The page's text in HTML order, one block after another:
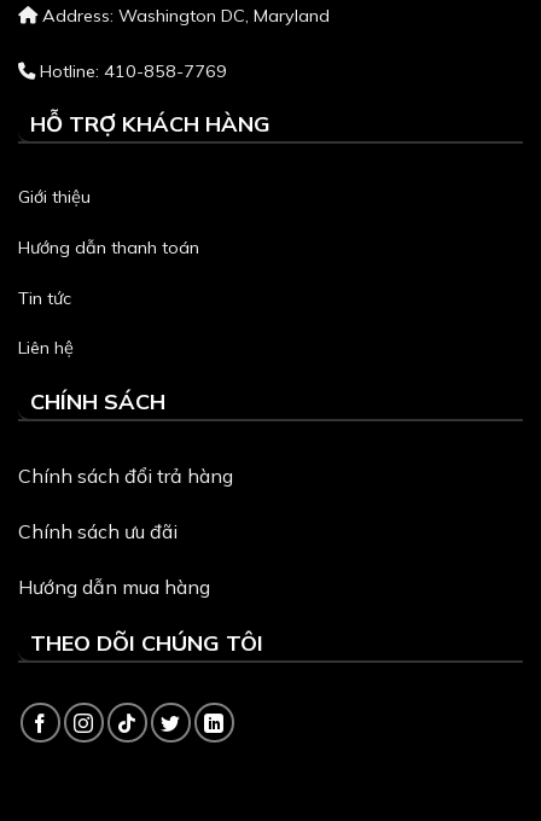
Address: Washington DC, Maryland
Hotline: 410-858-7769
HỖ TRỢ KHÁCH HÀNG
Giới thiệu
Hướng dẫn thanh toán
Tin tức
Liên hệ
CHÍNH SÁCH
Chính sách đổi trả hàng
Chính sách ưu đãi
Hướng dẫn mua hàng
THEO DÕI CHÚNG TÔI